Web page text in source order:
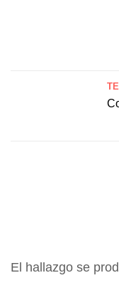
El hallazgo se